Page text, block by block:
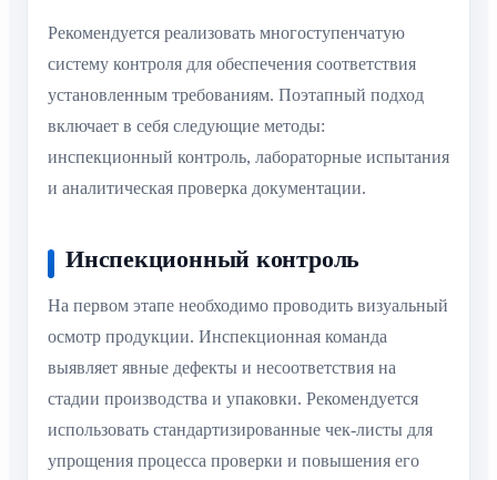
Рекомендуется реализовать многоступенчатую
систему контроля для обеспечения соответствия
установленным требованиям. Поэтапный подход
включает в себя следующие методы:
инспекционный контроль, лабораторные испытания
и аналитическая проверка документации.
Инспекционный контроль
На первом этапе необходимо проводить визуальный
осмотр продукции. Инспекционная команда
выявляет явные дефекты и несоответствия на
стадии производства и упаковки. Рекомендуется
использовать стандартизированные чек-листы для
упрощения процесса проверки и повышения его